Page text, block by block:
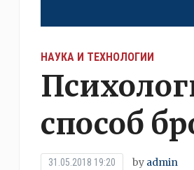
НАУКА И ТЕХНОЛОГИИ
способ
31.05.2018 19:20 by admin